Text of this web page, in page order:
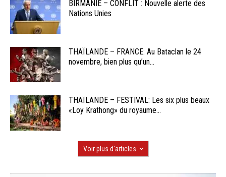
BIRMANIE – CONFLIT : Nouvelle alerte des
Nations Unies
THAÏLANDE – FRANCE: Au Bataclan le 24
novembre, bien plus qu’un...
THAÏLANDE – FESTIVAL: Les six plus beaux
«Loy Krathong» du royaume...
Voir plus d'articles